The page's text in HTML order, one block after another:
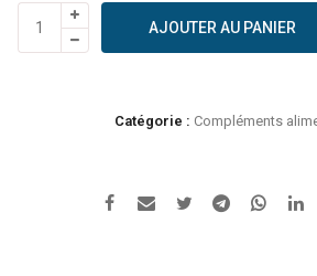
quantité
de
AJOUTER AU PANIER
Catégorie : Compléments